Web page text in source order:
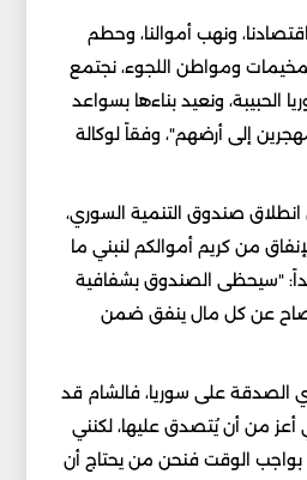
ونهب أموالنا، وحطم
ومواطن اللجوء، نجتمع
الحبيبة، ونعيد بناءها بسواعد
إلى أرضهم"، وفقاً لوكالة
انطلاق صندوق التنمية السوري،
من كريم أموالكم لنبني ما
"سيحظى الصندوق بشفافية
عن كل مال ينفق ضمن
الصدقة على سوريا، فالشام قد
أعز من أن يُتصدق عليها، لكنني
بواجب الوقت فنحن من يحتاج أن